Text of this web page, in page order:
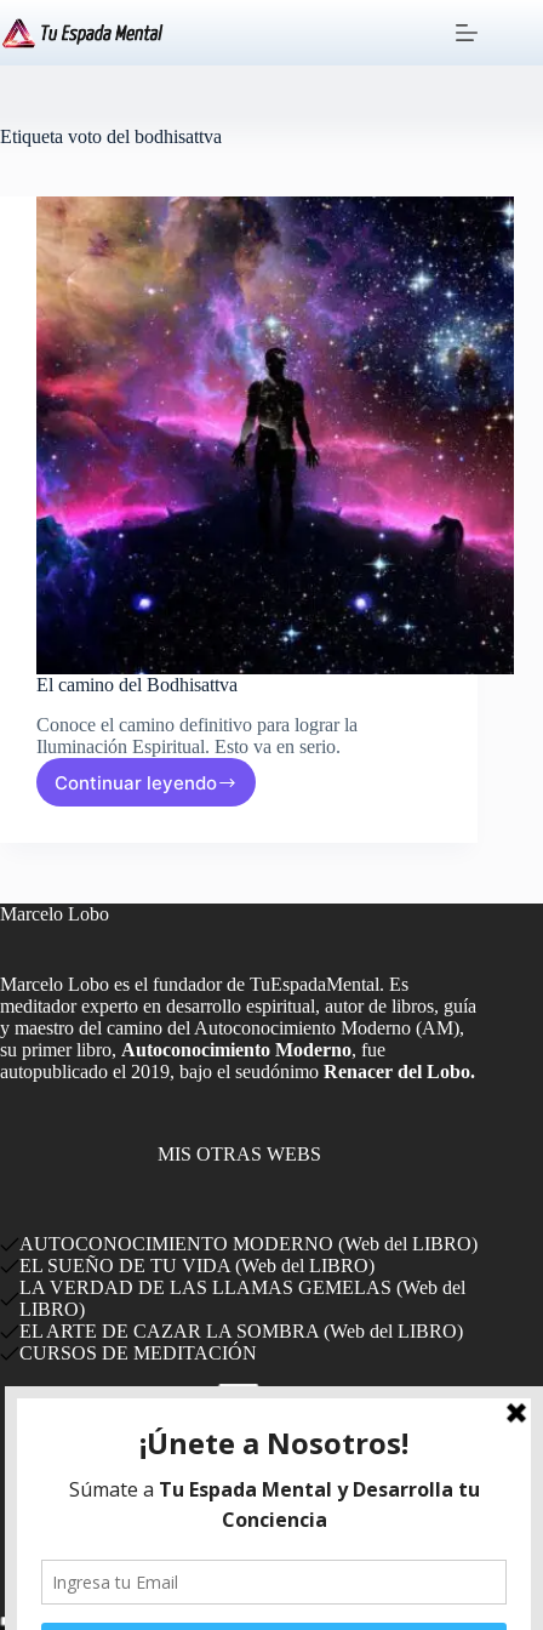
al
contenido
Etiqueta voto del bodhisattva
El camino del Bodhisattva
Conoce el camino definitivo para lograr la
Iluminación Espiritual. Esto va en serio.
Continuar leyendo
El
Marcelo Lobo
Marcelo Lobo es el fundador de TuEspadaMental. Es
meditador experto en desarrollo espiritual, autor de libros, guía
y maestro del camino del Autoconocimiento Moderno (AM),
su primer libro, Autoconocimiento Moderno, fue
autopublicado el 2019, bajo el seudónimo Renacer del Lobo.
MIS OTRAS WEBS
AUTOCONOCIMIENTO MODERNO (Web del LIBRO)
EL SUEÑO DE TU VIDA (Web del LIBRO)
LA VERDAD DE LAS LLAMAS GEMELAS (Web del
LIBRO)
EL ARTE DE CAZAR LA SOMBRA (Web del LIBRO)
CURSOS DE MEDITACIÓN